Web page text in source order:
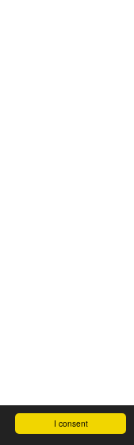
I consent